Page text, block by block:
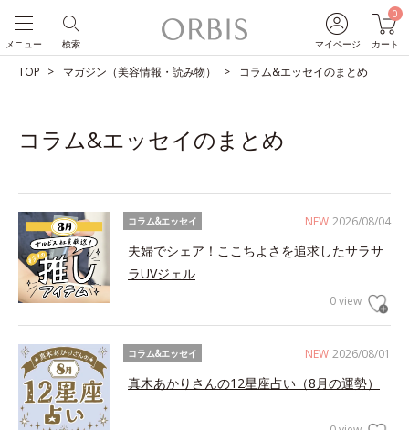
マイページ
0
カート
検索
メニュー
TOP マガジン（美容情報・読み物） コラム&エッセイのまとめ
コラム&エッセイのまとめ
NEW 2026/08/04
コラム&エッセイ
夫婦でシェア！ここちよさを追求したサラサ
ラUVジェル
0 view
NEW 2026/08/01
コラム&エッセイ
真木あかりさんの12星座占い（8月の運勢）